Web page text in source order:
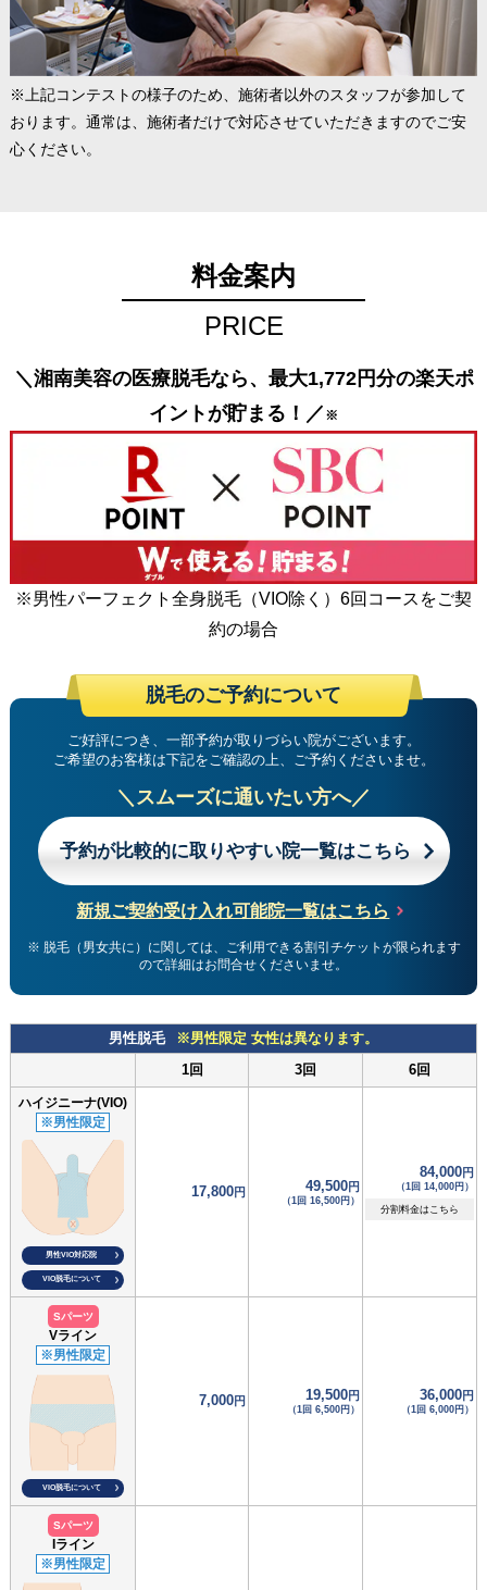
※上記コンテストの様子のため、施術者以外のスタッフが参加して
おります。通常は、施術者だけで対応させていただきますのでご安
心ください。
料金案内
PRICE
＼湘南美容の医療脱毛なら、最大1,772円分の楽天ポ
イントが貯まる！／ ※
※男性パーフェクト全身脱毛（VIO除く）6回コースをご契
約の場合
脱毛のご予約について
ご好評につき、一部予約が取りづらい院がございます。
ご希望のお客様は下記をご確認の上、ご予約くださいませ。
＼スムーズに通いたい方へ／
予約が比較的に取りやすい院一覧はこちら
新規ご契約受け入れ可能院一覧はこちら
※ 脱毛（男女共に）に関しては、ご利用できる割引チケットが限られます
ので詳細はお問合せくださいませ。
男性脱毛
※男性限定 女性は異なります。
1回
3回 6回
ハイジニーナ(VIO)
※男性限定
男性VIO対応院
VIO脱毛について
17,800円 49,500円
（1回 16,500円）
84,000円
（1回 14,000円）
分割料金はこちら
Sパーツ
Vライン
※男性限定
VIO脱毛について
7,000円 19,500円
（1回 6,500円）
36,000円
（1回 6,000円）
Sパーツ
Iライン
※男性限定